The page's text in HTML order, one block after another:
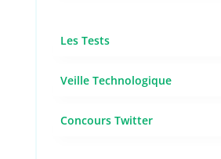
Les Tests
Veille Technologique
Concours Twitter